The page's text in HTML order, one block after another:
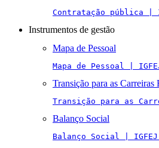
Contratação pública |
Instrumentos de gestão
Mapa de Pessoal
Mapa de Pessoal |
Transição para as
Transição para as
Balanço Social
Balanço Social |